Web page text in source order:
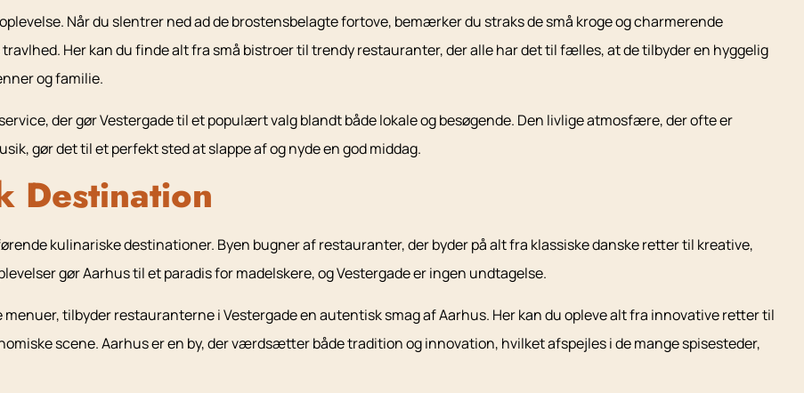
Når du slentrer ned ad de brostensbelagte fortove, bemærker du straks de små kroge og charmerende
Her kan du finde alt fra små bistroer til trendy restauranter, der alle har det til fælles, at de tilbyder en hyggelig
og familie.
der gør Vestergade til et populært valg blandt både lokale og besøgende. Den livlige atmosfære, der ofte er
gør det til et perfekt sted at slappe af og nyde en god middag.
Destination
kulinariske destinationer. Byen bugner af restauranter, der byder på alt fra klassiske danske retter til kreative,
gør Aarhus til et paradis for madelskere, og Vestergade er ingen undtagelse.
tilbyder restauranterne i Vestergade en autentisk smag af Aarhus. Her kan du opleve alt fra innovative retter til
scene. Aarhus er en by, der værdsætter både tradition og innovation, hvilket afspejles i de mange spisesteder,